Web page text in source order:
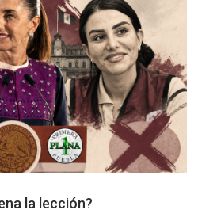
la lección?